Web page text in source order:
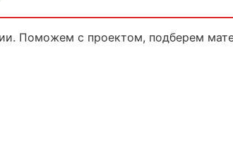
Поможем с проектом, подберем